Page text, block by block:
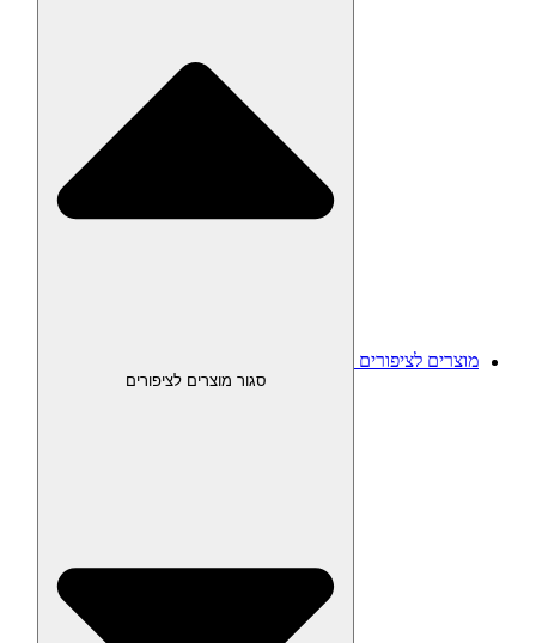
מוצרים לציפורים
סגור מוצרים לציפורים